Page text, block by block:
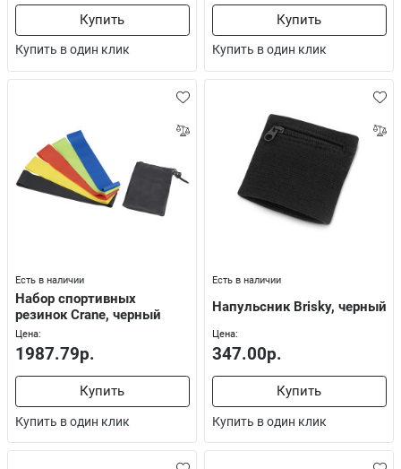
Купить
Купить в один клик
Купить
Купить в один клик
Есть в наличии
Набор спортивных
резинок Crane, черный
Цена:
1987.79р.
Купить
Купить в один клик
Есть в наличии
Напульсник Brisky, черный
Цена:
347.00р.
Купить
Купить в один клик